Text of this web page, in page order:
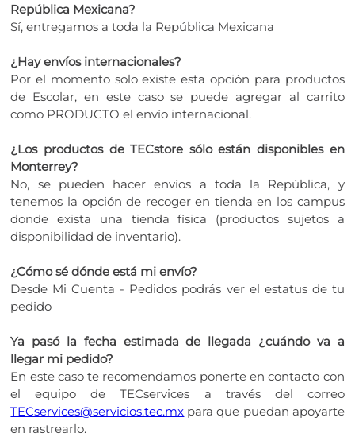
República Mexicana?
Sí, entregamos a toda la República Mexicana
¿Hay envíos internacionales?
Por el momento solo existe esta opción para productos
de Escolar, en este caso se puede agregar al carrito
como PRODUCTO el envío internacional.
¿Los productos de TECstore sólo están disponibles en
Monterrey?
No, se pueden hacer envíos a toda la República, y
tenemos la opción de recoger en tienda en los campus
donde exista una tienda física (productos sujetos a
disponibilidad de inventario).
¿Cómo sé dónde está mi envío?
Desde Mi Cuenta - Pedidos podrás ver el estatus de tu
pedido
Ya pasó la fecha estimada de llegada ¿cuándo va a
llegar mi pedido?
En este caso te recomendamos ponerte en contacto con
el equipo de TECservices a través del correo
TECservices@servicios.tec.mx para que puedan apoyarte
en rastrearlo.